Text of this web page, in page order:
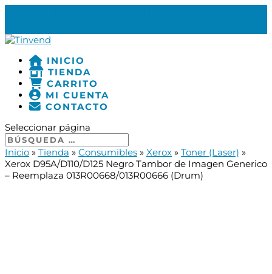
INICIO
TIENDA
CARRITO
MI CUENTA
CONTACTO
Seleccionar página
Inicio » Tienda » Consumibles » Xerox » Toner (Laser) »
Xerox D95A/D110/D125 Negro Tambor de Imagen Generico
– Reemplaza 013R00668/013R00666 (Drum)